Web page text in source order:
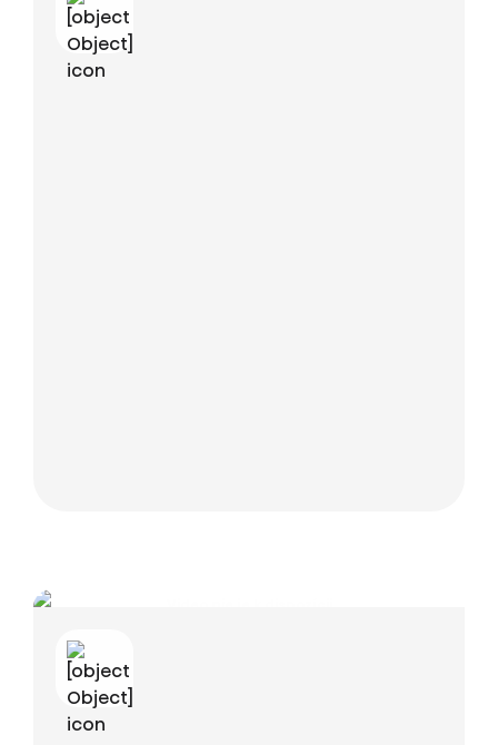
Ak tak chcete urobiť, môžete kliknúť na tento banner a zmeniť